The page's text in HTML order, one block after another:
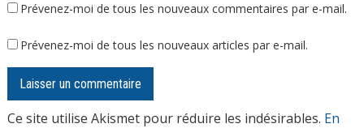
Prévenez-moi de tous les nouveaux commentaires par e-mail.
Prévenez-moi de tous les nouveaux articles par e-mail.
Ce site utilise Akismet pour réduire les indésirables. En